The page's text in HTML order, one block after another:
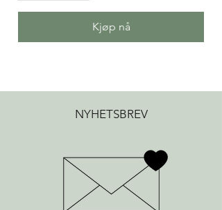
Kjøp nå
NYHETSBREV